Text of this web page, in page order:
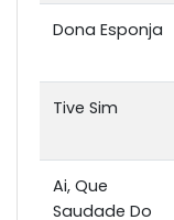
Dona Esponja
Tive Sim
Ai, Que
Saudade Do